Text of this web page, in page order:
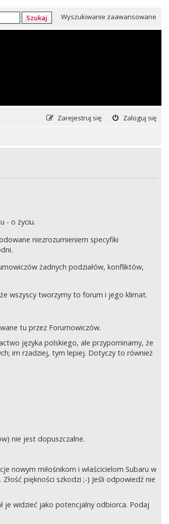
Szukaj Wyszukiwanie zaawansowane
Zaloguj się
Zarejestruj się
- o życiu.
niezrozumieniem specyfiki
żadnych podziałów, konfliktów,
wszyscy tworzymy to forum i jego klimat.
tu przez Forumowiczów.
języka polskiego, ale przypominamy, że
im rzadziej, tym lepiej. Dotyczy to również
nie jest dopuszczalne.
nowym miłośnikom i właścicielom Subaru w
piękności szkodzi ;-) Jeśli odpowiedź nie
je widzieć jako potencjalny odbiorca. Podaj